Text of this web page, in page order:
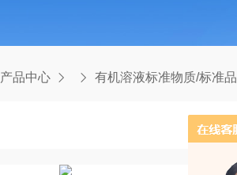
产品中心 有机溶液标准物质/标准品